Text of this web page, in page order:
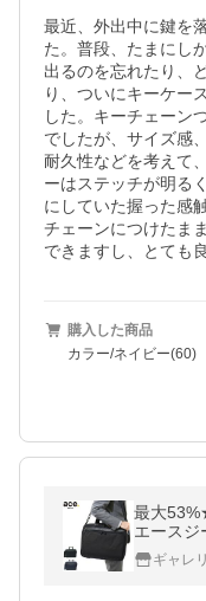
最近、外出中に鍵を
た。普段、たまにし
出るのを忘れたり、
り、ついにキーケー
した。キーチェーン
でしたが、サイズ感
耐久性などを考えて
ーはステッチが明る
にしていた握った感
チェーンにつけたま
できますし、とても
購入した商品
カラー/ネイビー(60)
最大
エースジ
レックス
ーフケー
ギャレ